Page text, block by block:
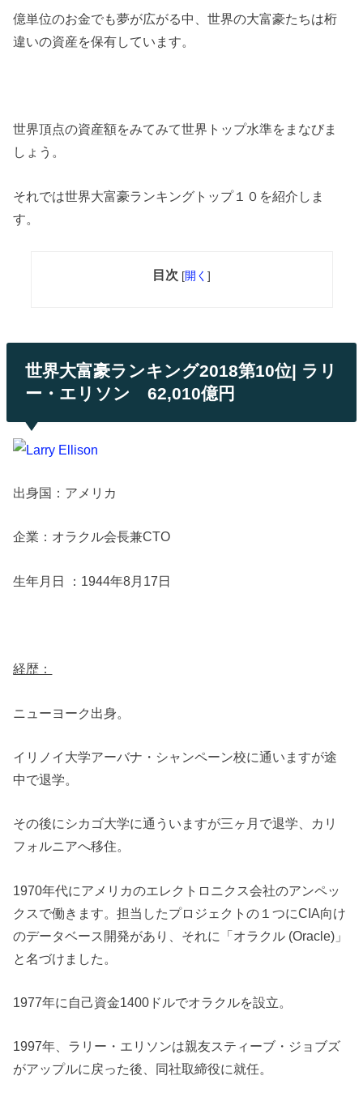
億単位のお金でも夢が広がる中、世界の大富豪たちは桁
違いの資産を保有しています。
世界頂点の資産額をみてみて世界トップ水準をまなびま
しょう。
それでは世界大富豪ランキングトップ１０を紹介しま
す。
目次 [開く ]
世界大富豪ランキング2018第10位| ラリ
ー・エリソン 62,010億円
出身国：アメリカ
企業：オラクル会長兼CTO
生年月日 ：1944年8月17日
経歴：
ニューヨーク出身。
イリノイ大学アーバナ・シャンペーン校に通いますが途
中で退学。
その後にシカゴ大学に通ういますが三ヶ月で退学、カリ
フォルニアへ移住。
1970年代にアメリカのエレクトロニクス会社のアンペッ
クスで働きます。担当したプロジェクトの１つにCIA向け
のデータベース開発があり、それに「オラクル (Oracle)」
と名づけました。
1977年に自己資金1400ドルでオラクルを設立。
1997年、ラリー・エリソンは親友スティーブ・ジョブズ
がアップルに戻った後、同社取締役に就任。